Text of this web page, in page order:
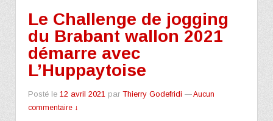
Le Challenge de jogging
du Brabant wallon 2021
démarre avec
L’Huppaytoise
Posté le 12 avril 2021 par Thierry Godefridi —Aucun
commentaire ↓